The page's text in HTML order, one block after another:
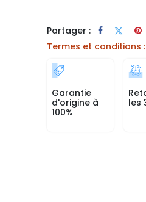
Partager :
Termes et conditions :
Garantie
d'origine à
100%
les